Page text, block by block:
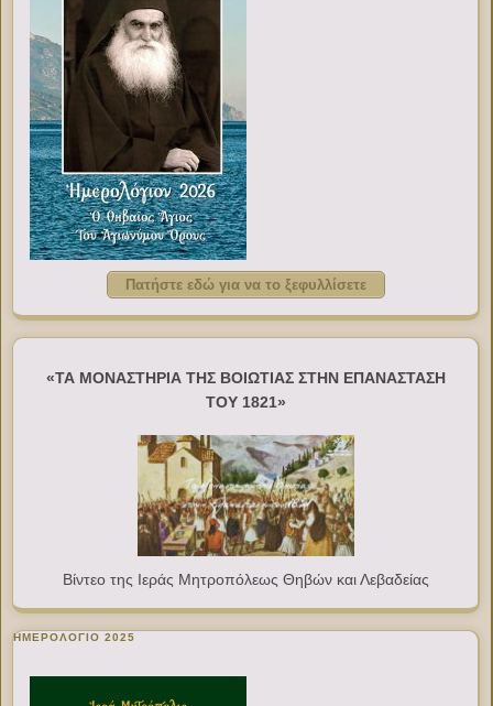
Πατήστε εδώ για να το ξεφυλλίσετε
«ΤΑ ΜΟΝΑΣΤΗΡΙΑ ΤΗΣ ΒΟΙΩΤΙΑΣ ΣΤΗΝ ΕΠΑΝΑΣΤΑΣΗ
ΤΟΥ 1821»
Βίντεο της Ιεράς Μητροπόλεως Θηβών και Λεβαδείας
ΗΜΕΡΟΛΟΓΙΟ 2025